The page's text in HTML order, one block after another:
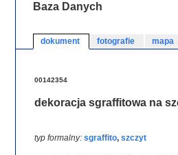
Baza Danych
dokument fotografie mapa
00142354
dekoracja sgraffitowa na
typ formalny: sgraffito, szczyt